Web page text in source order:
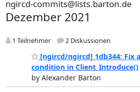
ngircd-commits@lists.barton.de
Dezember 2021
1 Teilnehmer 2 Diskussionen
[ngircd/ngircd] 1db344: Fix
condition in Client_Introduce()
by Alexander Barton